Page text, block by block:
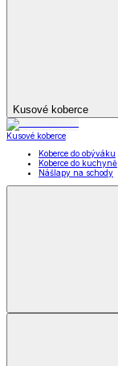
Kusové koberce
Kusové koberce
Koberce do obýváku
Koberce do kuchyně
Nášlapy na schody